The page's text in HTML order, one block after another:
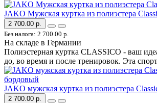
JAKO Мужская куртка из полиэстера
2 700.00 р.
Без налога: 2 700.00 р.
На складе в Германии
Полиэстерная куртка CLASSICO - ваш
до, во время и после тренировок. Эта
JAKO мужская куртка из полиэстера
2 700.00 р.